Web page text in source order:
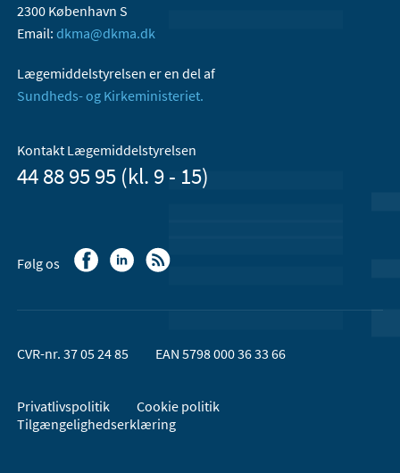
2300 København S
Email: dkma@dkma.dk
Lægemiddelstyrelsen er en del af
Sundheds- og Kirkeministeriet.
Kontakt Lægemiddelstyrelsen
44 88 95 95 (kl. 9 - 15)
Følg os
CVR-nr. 37 05 24 85 EAN 5798 000 36 33 66
Privatlivspolitik
Cookie politik
Tilgængelighedserklæring